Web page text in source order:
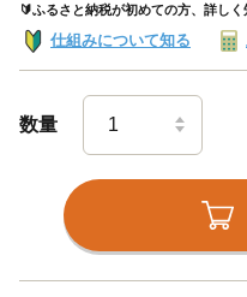
🔰ふるさと納税が初めての方、詳し
仕組みについて知る
数量